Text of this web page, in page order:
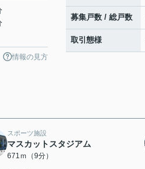
情報の見方
募集戸数 / 総戸数
取引態様
スポーツ施設
マスカットスタジアム
671ｍ（9分）